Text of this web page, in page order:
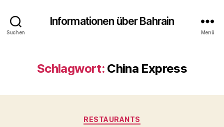
Suchen
Informationen über Bahrain
Menü
Schlagwort: China Express
Kategorien
RESTAURANTS